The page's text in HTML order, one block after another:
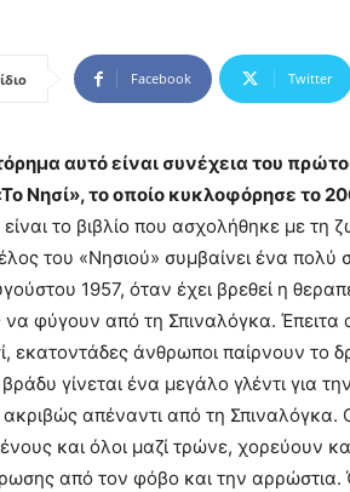
Facebook Twitter
αυτό είναι συνέχεια του
Nησί», το οποίο κυκλοφόρησε το
είναι το βιβλίο που ασχολήθηκε με
του «Νησιού» συμβαίνει ένα πολύ
1957, όταν έχει βρεθεί η
να φύγουν από τη Σπιναλόγκα.
εκατοντάδες άνθρωποι παίρνουν το
βράδυ γίνεται ένα μεγάλο γλέντι για
ακριβώς απέναντι από τη
και όλοι μαζί τρώνε, χορεύουν
από τον φόβο και την αρρώστια.